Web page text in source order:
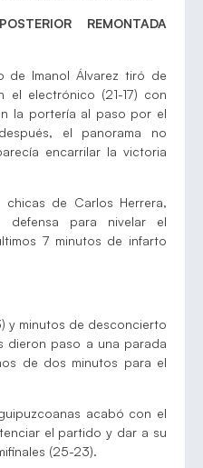
REMONTADA
de Imanol Álvarez tiró de
el electrónico (21-17) con
la portería al paso por el
el panorama no
encarrilar la victoria
de Carlos Herrera,
defensa para nivelar el
7 minutos de infarto
y minutos de desconcierto
dieron paso a una parada
de dos minutos para el
acabó con el
el partido y dar a su
(25-23).